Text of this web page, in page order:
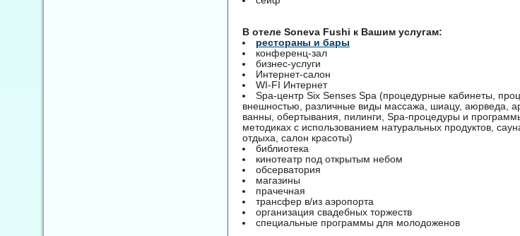
B отеле Soneva Fushi к Вашим услугам:
рестораны и бары
конференц-зал
бизнес-услуги
Интернет-салон
WI-FI Интернет
Spa-центр Six Senses Spa (процедурные кабинеты,
внешностью, различные виды массажа, шиацу, аюрведа,
ванны, обертывания, пилинги, Spa-процедуры и
методиках с использованием натуральных продуктов,
отдыха, салон красоты)
библиотека
кинотеатр под открытым небом
обсерватория
магазины
прачечная
трансфер в/из аэропорта
организация свадебных торжеств
специальные программы для молодоженов